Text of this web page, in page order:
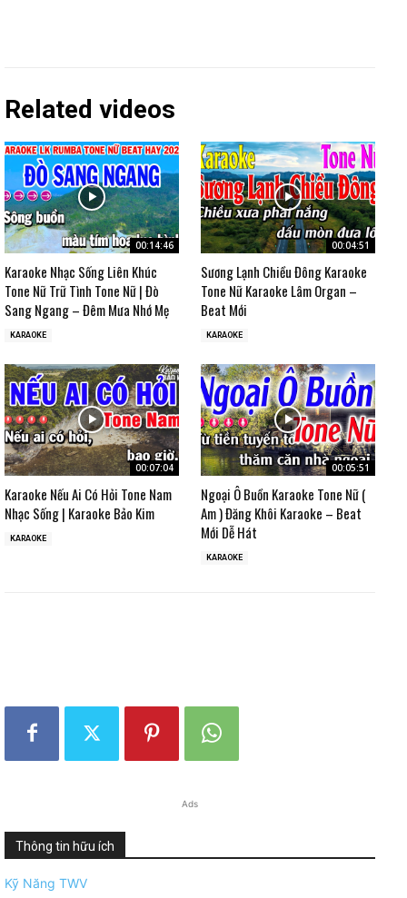
Related videos
00:14:46
Karaoke Nhạc Sống Liên Khúc
Tone Nữ Trữ Tình Tone Nữ | Đò
Sang Ngang – Đêm Mưa Nhớ Mẹ
KARAOKE
00:04:51
Sương Lạnh Chiều Đông Karaoke
Tone Nữ Karaoke Lâm Organ –
Beat Mới
KARAOKE
00:07:04
Karaoke Nếu Ai Có Hỏi Tone Nam
Nhạc Sống | Karaoke Bảo Kim
KARAOKE
00:05:51
Ngoại Ô Buồn Karaoke Tone Nữ (
Am ) Đăng Khôi Karaoke – Beat
Mới Dễ Hát
KARAOKE
Ads
Thông tin hữu ích
Kỹ Năng TWV